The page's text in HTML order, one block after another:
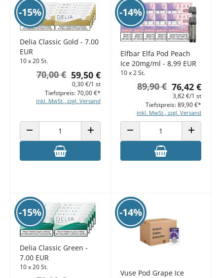
-15%
Delia Classic Gold - 7.00
EUR
10 x 20 St.
59,50 €
70,00 €
0,30 €/1 st
inkl. MwSt., zzgl. Versand
Tiefstpreis: 70,00 €*
ANZAHL VERRINGERN ANZAHL ERHÖHEN
-14%
Elfbar Elfa Pod Peach
Ice 20mg/ml - 8,99 EUR
10 x 2 St.
76,42 €
89,90 €
3,82 €/1 st
inkl. MwSt., zzgl. Versand
Tiefstpreis: 89,90 €*
ANZAHL VERRINGERN ANZAHL
-15%
Delia Classic Green -
7.00 EUR
10 x 20 St.
-14%
Vuse Pod Grape Ice